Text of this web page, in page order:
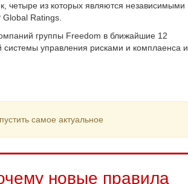
четыре из которых являются независимыми
Ratings.
группы Freedom в ближайшие 12
управления рисками и комплаенса и
самое актуальное
новые правила